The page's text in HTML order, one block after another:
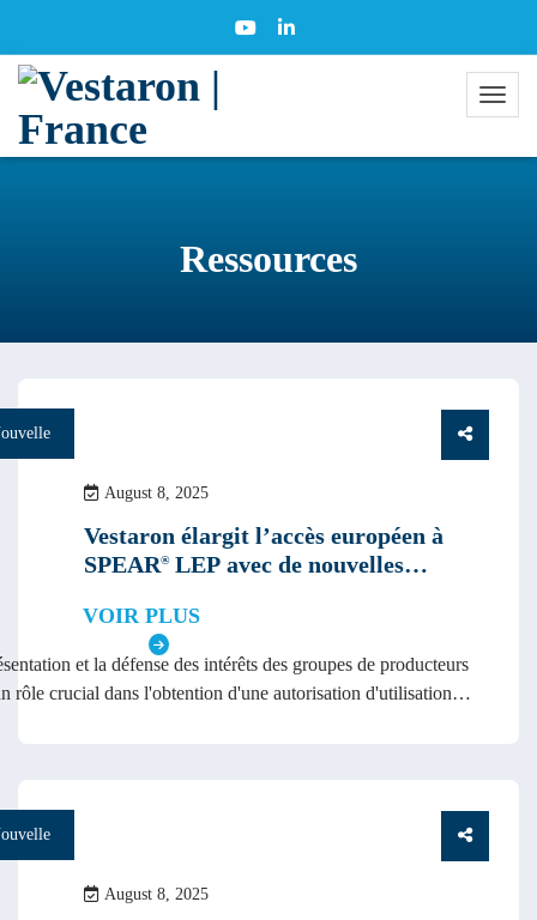
Ressources
August 8, 2025
Vestaron élargit l’accès européen à
SPEAR®LEP avec de nouvelles
Grèce et les olives en Italie
et la défense des intérêts des groupes de producteurs
rôle crucial dans l'obtention d'une autorisation d'utilisation
VOIR PLUS
August 8, 2025